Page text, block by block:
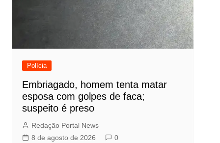
Polícia
Embriagado, homem tenta matar
esposa com golpes de faca;
suspeito é preso
Redação Portal News
8 de agosto de 2026
0